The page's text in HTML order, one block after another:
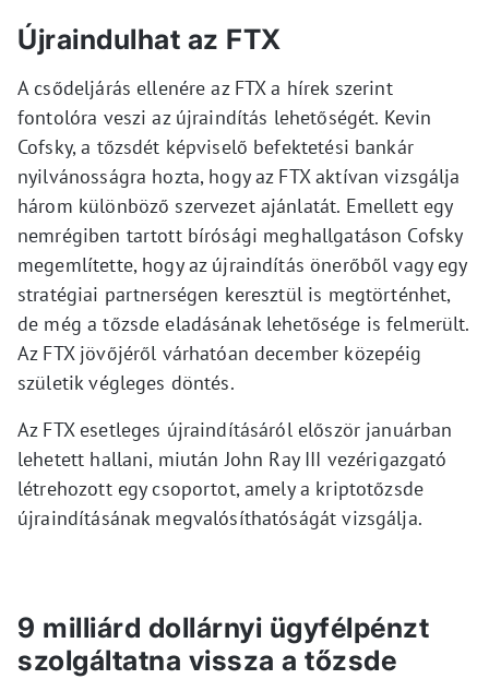
Újraindulhat az FTX
A csődeljárás ellenére az FTX a hírek szerint
fontolóra veszi az újraindítás lehetőségét. Kevin
Cofsky, a tőzsdét képviselő befektetési bankár
nyilvánosságra hozta, hogy az FTX aktívan vizsgálja
három különböző szervezet ajánlatát. Emellett egy
nemrégiben tartott bírósági meghallgatáson Cofsky
megemlítette, hogy az újraindítás önerőből vagy egy
stratégiai partnerségen keresztül is megtörténhet,
de még a tőzsde eladásának lehetősége is felmerült.
Az FTX jövőjéről várhatóan december közepéig
születik végleges döntés.
Az FTX esetleges újraindításáról először januárban
lehetett hallani, miután John Ray III vezérigazgató
létrehozott egy csoportot, amely a kriptotőzsde
újraindításának megvalósíthatóságát vizsgálja.
9 milliárd dollárnyi ügyfélpénzt
szolgáltatna vissza a tőzsde